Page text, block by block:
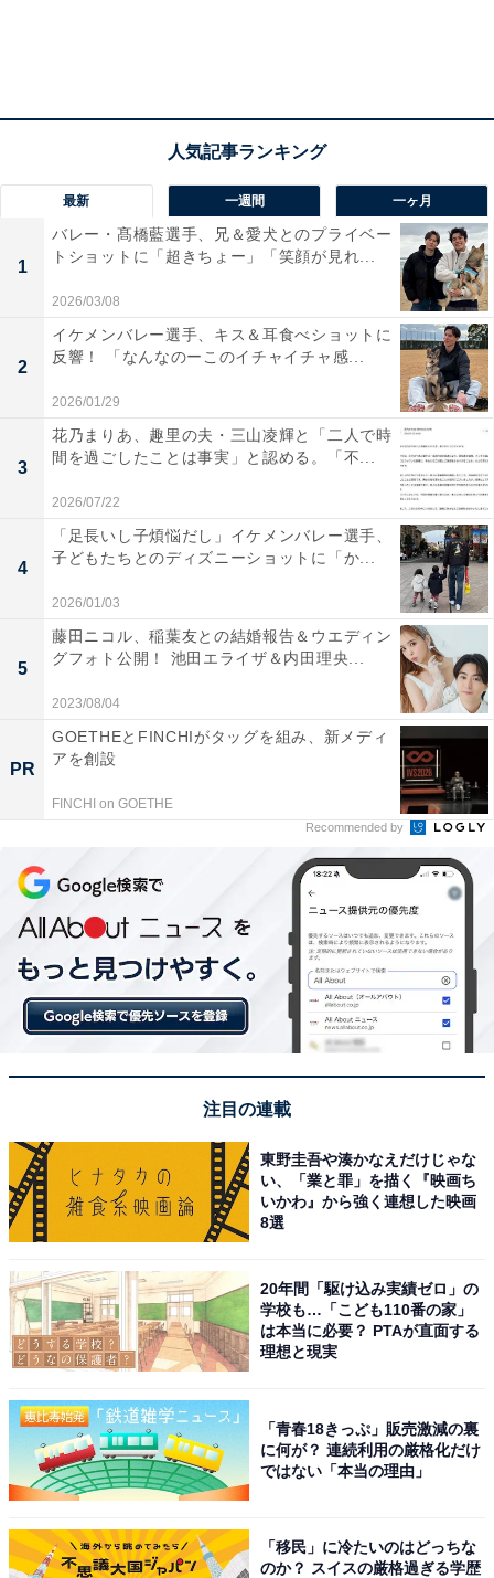
最新 一週間 一ヶ月
1
バレー・髙橋藍選手、兄＆愛犬とのプライベー
トショットに「超きちょー」「笑顔が見れ...
2026/03/08
2
イケメンバレー選手、キス＆耳食べショットに
反響！ 「なんなのーこのイチャイチャ感...
2026/01/29
3
花乃まりあ、趣里の夫・三山凌輝と「二人で時
間を過ごしたことは事実」と認める。「不...
2026/07/22
4
「足長いし子煩悩だし」イケメンバレー選手、
子どもたちとのディズニーショットに「か...
2026/01/03
5
藤田ニコル、稲葉友との結婚報告＆ウエディン
グフォト公開！ 池田エライザ＆内田理央...
2023/08/04
PR
GOETHEとFINCHIがタッグを組み、新メディ
アを創設
FINCHI on GOETHE
Recommended by
注目の連載
東野圭吾や湊かなえだけじゃな
い、「業と罪」を描く『映画ち
いかわ』から強く連想した映画
8選
20年間「駆け込み実績ゼロ」の
学校も…「こども110番の家」
は本当に必要？ PTAが直面する
理想と現実
「青春18きっぷ」販売激減の裏
に何が？ 連続利用の厳格化だけ
ではない「本当の理由」
「移民」に冷たいのはどっちな
のか？ スイスの厳格過ぎる学歴